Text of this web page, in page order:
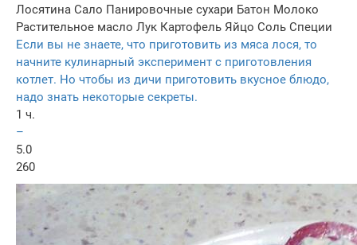
Лосятина Сало Панировочные сухари Батон Молоко
Растительное масло Лук Картофель Яйцо Соль Специи
Если вы не знаете, что приготовить из мяса лося, то
начните кулинарный эксперимент с приготовления
котлет. Но чтобы из дичи приготовить вкусное блюдо,
надо знать некоторые секреты.
1 ч.
–
5.0
260